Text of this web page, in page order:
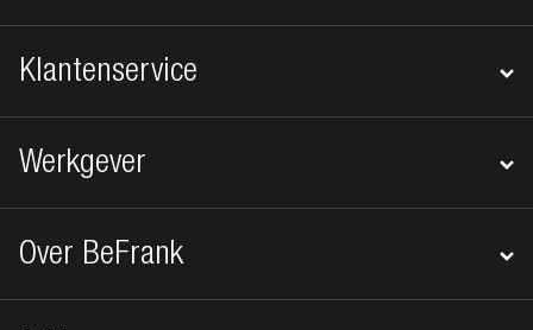
Klantenservice
Werkgever
Over BeFrank